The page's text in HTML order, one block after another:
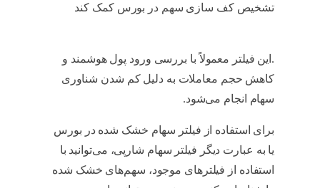
تشخیص کف سازی سهم در بورس کمک کند
. این فیلتر معمولاً با بررسی ورود پول هوشمند و
کاهش حجم معاملات به دلیل کم شدن شناوری
سهام انجام می‌شود.
برای استفاده از فیلتر سهام خشک شده در بورس
یا به عبارت دیگر فیلتر سهام شارپی، می‌توانید با
استفاده از فیلترهای موجود، سهم‌های خشک شده